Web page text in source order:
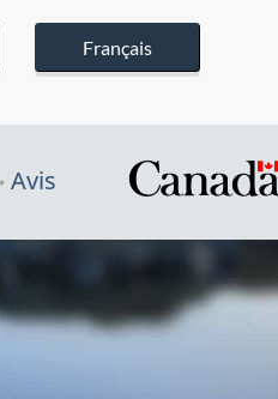
Français
Avis